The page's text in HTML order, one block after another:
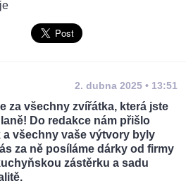
2. dubna 2025 • 13:51
za všechny zvířátka, která jste
Do redakce nám přišlo
všechny vaše výtvory byly
za ně posíláme dárky od firmy
zástěrku a sadu